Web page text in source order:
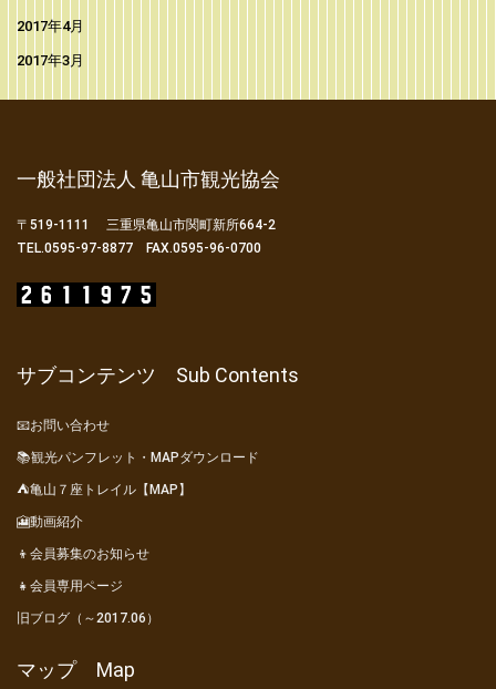
2017年4月
2017年3月
一般社団法人 亀山市観光協会
〒519-1111 三重県亀山市関町新所664-2
TEL.0595-97-8877 FAX.0595-96-0700
サブコンテンツ Sub Contents
📧お問い合わせ
📚観光パンフレット・MAPダウンロード
⛺亀山７座トレイル【MAP】
🎦動画紹介
👦会員募集のお知らせ
👧会員専用ページ
旧ブログ（～2017.06）
マップ Map